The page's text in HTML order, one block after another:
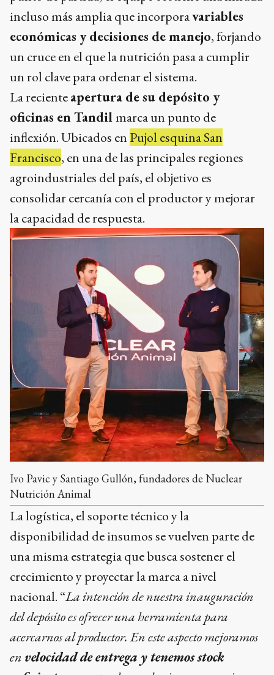
incluso más amplia que incorporavariables
económicas y decisiones de manejo, forjando
un cruce en el que la nutrición pasa a cumplir
un rol clave para ordenar el sistema.
La recienteapertura de su depósito y
oficinas en Tandilmarca un punto de
inflexión. Ubicados en Pujol esquina San
Francisco, en una de las principales regiones
agroindustriales del país, el objetivo es
consolidar cercanía con el productor y mejorar
la capacidad de respuesta.
Ivo Pavic y Santiago Gullón, fundadores de Nuclear
Nutrición Animal
La logística, el soporte técnico y la
disponibilidad de insumos se vuelven parte de
una misma estrategia que busca sostener el
crecimiento y proyectar la marca a nivel
nacional. “La intención de nuestra inauguración
del depósito es ofrecer una herramienta para
acercarnos al productor. En este aspecto mejoramos
en velocidad de entrega y tenemos stock